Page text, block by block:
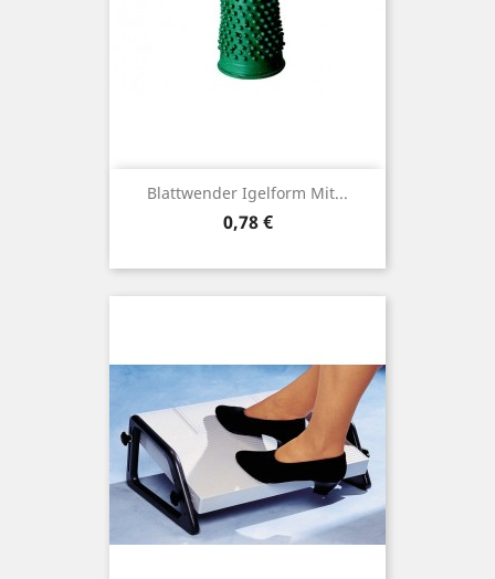
Blattwender Igelform Mit...
Preis
0,78 €